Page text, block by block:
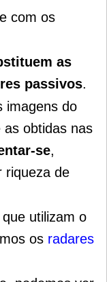
com os
as
passivos.
imagens do
as obtidas nas
se,
riqueza de
utilizam o
os radares